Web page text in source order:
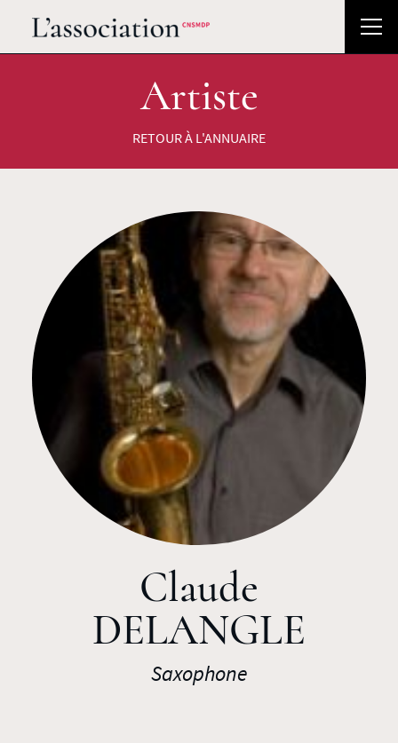
Artiste
RETOUR À L'ANNUAIRE
Claude
DELANGLE
Saxophone